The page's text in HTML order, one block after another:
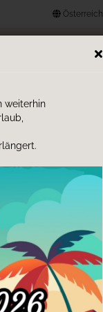
weiterhin
Österreich
vergessen?